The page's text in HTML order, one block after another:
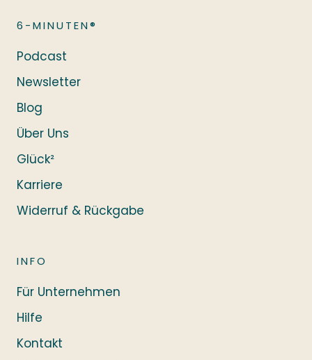
6-MINUTEN®
Podcast
Newsletter
Blog
Über Uns
Glück²
Karriere
Widerruf & Rückgabe
INFO
Für Unternehmen
Hilfe
Kontakt